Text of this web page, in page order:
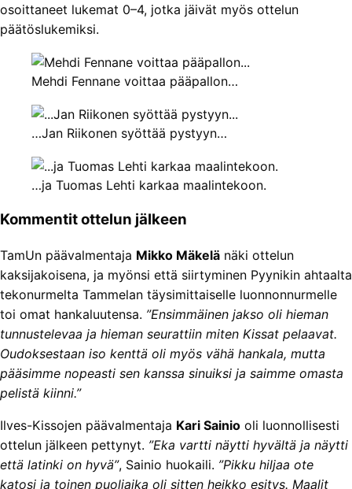
osoittaneet lukemat 0–4, jotka jäivät myös ottelun
päätöslukemiksi.
Mehdi Fennane voittaa pääpallon…
…Jan Riikonen syöttää pystyyn…
…ja Tuomas Lehti karkaa maalintekoon.
Kommentit ottelun jälkeen
TamUn päävalmentaja Mikko Mäkelä näki ottelun
kaksijakoisena, ja myönsi että siirtyminen Pyynikin ahtaalta
tekonurmelta Tammelan täysimittaiselle luonnonnurmelle
toi omat hankaluutensa. ”Ensimmäinen jakso oli hieman
tunnustelevaa ja hieman seurattiin miten Kissat pelaavat.
Oudoksestaan iso kenttä oli myös vähä hankala, mutta
pääsimme nopeasti sen kanssa sinuiksi ja saimme omasta
pelistä kiinni.”
Ilves-Kissojen päävalmentaja Kari Sainio oli luonnollisesti
ottelun jälkeen pettynyt. ”Eka vartti näytti hyvältä ja näytti
että latinki on hyvä”, Sainio huokaili. ”Pikku hiljaa ote
katosi ja toinen puoliaika oli sitten heikko esitys. Maalit